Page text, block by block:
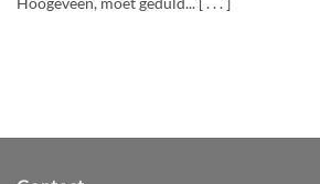
Hoogeveen, moet geduld... [ . . . ]